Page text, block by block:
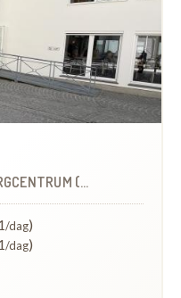
(WZC)
/dag)
/dag)